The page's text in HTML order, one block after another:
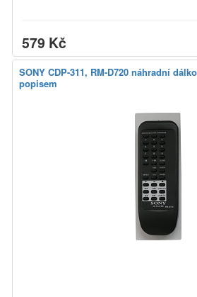
579 Kč
SONY CDP-311, RM-D720 náhradní
popisem